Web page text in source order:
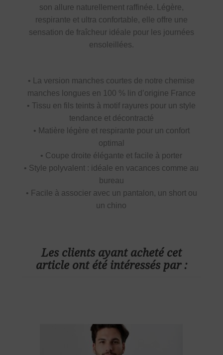
son allure naturellement raffinée. Légère,
respirante et ultra confortable, elle offre une
sensation de fraîcheur idéale pour les journées
ensoleillées.
• La version manches courtes de notre chemise
manches longues en 100 % lin d’origine France
• Tissu en fils teints à motif rayures pour un style
tendance et décontracté
• Matière légère et respirante pour un confort
optimal
• Coupe droite élégante et facile à porter
• Style polyvalent : idéale en vacances comme au
bureau
• Facile à associer avec un pantalon, un short ou
un chino
Les clients ayant acheté cet
article ont été intéressés par :